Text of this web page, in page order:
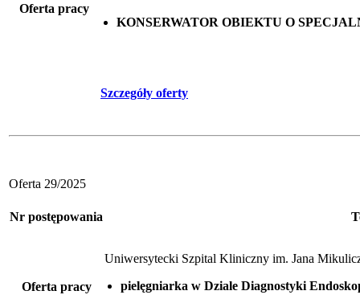
Oferta pracy
KONSERWATOR OBIEKTU O
Szczegóły oferty
Oferta 29/2025
Nr postępowania
Oferta pracy
Uniwersytecki Szpital Kliniczny im. Jana
pielęgniarka w Dziale Diagnostyki